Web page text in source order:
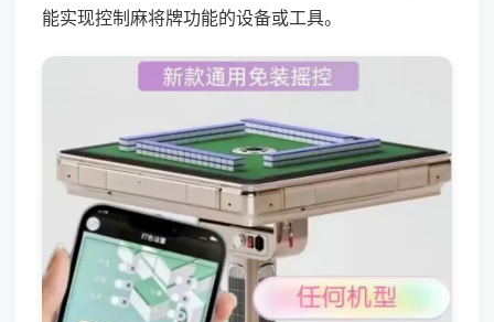
能实现控制麻将牌功能的设备或工具。